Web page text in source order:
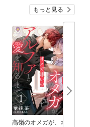
もっと見る
高嶺のオメガが、オメ